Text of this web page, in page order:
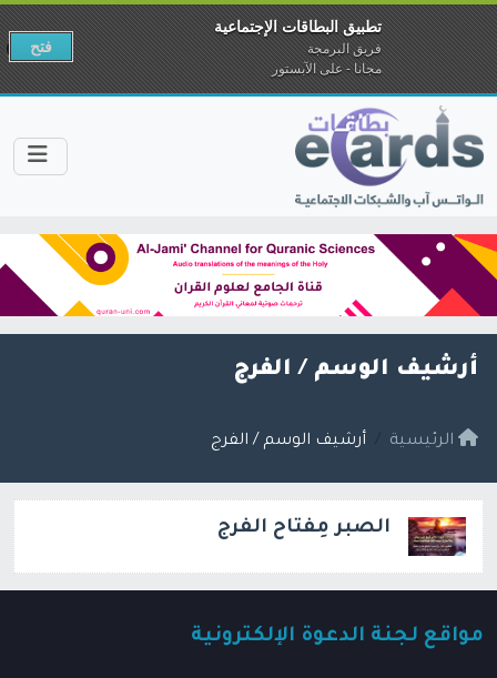
أرشيف الوسم / الفرج
الرئيسية أرشيف الوسم / الفرج
الصبر مِفتاح الفرج
مواقع لجنة الدعوة الإلكترونية
تطبيق البطاقات الإجتماعية
فريق البرمجة
مجانا - على الآبستور
فتح